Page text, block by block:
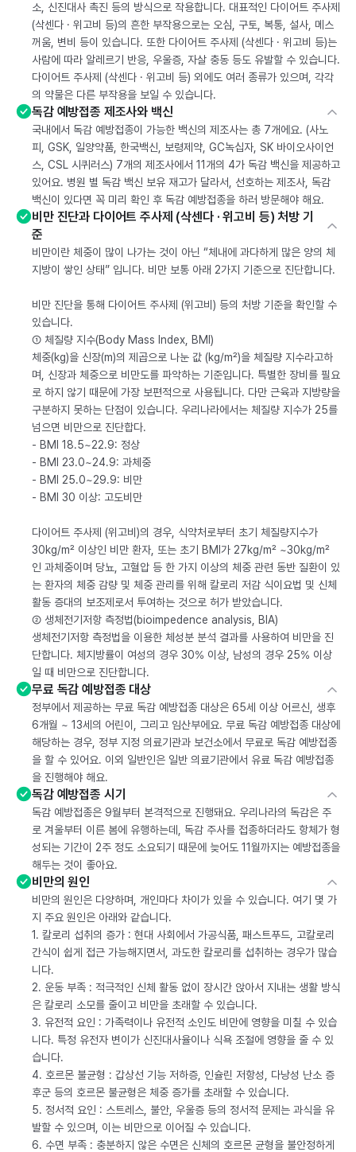
소, 신진대사 촉진 등의 방식으로 작용합니다. 대표적인 다이어트 주사제
(삭센다 · 위고비 등)의 흔한 부작용으로는 오심, 구토, 복통, 설사, 메스
꺼움, 변비 등이 있습니다. 또한 다이어트 주사제 (삭센다 · 위고비 등)는
사람에 따라 알레르기 반응, 우울증, 자살 충동 등도 유발할 수 있습니다.
다이어트 주사제 (삭센다 · 위고비 등) 외에도 여러 종류가 있으며, 각각
의 약물은 다른 부작용을 보일 수 있습니다.
독감 예방접종 제조사와 백신
국내에서 독감 예방접종이 가능한 백신의 제조사는 총 7개에요. (사노
피, GSK, 일양약품, 한국백신, 보령제약, GC녹십자, SK 바이오사이언
스, CSL 시퀴러스) 7개의 제조사에서 11개의 4가 독감 백신을 제공하고
있어요. 병원 별 독감 백신 보유 재고가 달라서, 선호하는 제조사, 독감
백신이 있다면 꼭 미리 확인 후 독감 예방접종을 하러 방문해야 해요.
비만 진단과 다이어트 주사제 (삭센다 · 위고비 등) 처방 기
준
비만이란 체중이 많이 나가는 것이 아닌 “체내에 과다하게 많은 양의 체
지방이 쌓인 상태” 입니다. 비만 보통 아래 2가지 기준으로 진단합니다.
비만 진단을 통해 다이어트 주사제 (위고비) 등의 처방 기준을 확인할 수
있습니다.
① 체질량 지수(Body Mass Index, BMI)
체중(kg)을 신장(m)의 제곱으로 나눈 값 (kg/m²)을 체질량 지수라고하
며, 신장과 체중으로 비만도를 파악하는 기준입니다. 특별한 장비를 필요
로 하지 않기 때문에 가장 보편적으로 사용됩니다. 다만 근육과 지방량을
구분하지 못하는 단점이 있습니다. 우리나라에서는 체질량 지수가 25를
넘으면 비만으로 진단합다.
- BMI 18.5~22.9: 정상
- BMI 23.0~24.9: 과체중
- BMI 25.0~29.9: 비만
- BMI 30 이상: 고도비만
다이어트 주사제 (위고비)의 경우, 식약처로부터 초기 체질량지수가
30kg/m² 이상인 비만 환자, 또는 초기 BMI가 27kg/m² ~30kg/m²
인 과체중이며 당뇨, 고혈압 등 한 가지 이상의 체중 관련 동반 질환이 있
는 환자의 체중 감량 및 체중 관리를 위해 칼로리 저감 식이요법 및 신체
활동 증대의 보조제로서 투여하는 것으로 허가 받았습니다.
② 생체전기저항 측정법(bioimpedence analysis, BIA)
생체전기저항 측정법을 이용한 체성분 분석 결과를 사용하여 비만을 진
단합니다. 체지방률이 여성의 경우 30% 이상, 남성의 경우 25% 이상
일 때 비만으로 진단합니다.
무료 독감 예방접종 대상
정부에서 제공하는 무료 독감 예방접종 대상은 65세 이상 어르신, 생후
6개월 ~ 13세의 어린이, 그리고 임산부에요. 무료 독감 예방접종 대상에
해당하는 경우, 정부 지정 의료기관과 보건소에서 무료로 독감 예방접종
을 할 수 있어요. 이외 일반인은 일반 의료기관에서 유료 독감 예방접종
을 진행해야 해요.
독감 예방접종 시기
독감 예방접종은 9월부터 본격적으로 진행돼요. 우리나라의 독감은 주
로 겨울부터 이른 봄에 유행하는데, 독감 주사를 접종하더라도 항체가 형
성되는 기간이 2주 정도 소요되기 때문에 늦어도 11월까지는 예방접종을
해두는 것이 좋아요.
비만의 원인
비만의 원인은 다양하며, 개인마다 차이가 있을 수 있습니다. 여기 몇 가
지 주요 원인은 아래와 같습니다.
1. 칼로리 섭취의 증가 : 현대 사회에서 가공식품, 패스트푸드, 고칼로리
간식이 쉽게 접근 가능해지면서, 과도한 칼로리를 섭취하는 경우가 많습
니다.
2. 운동 부족 : 적극적인 신체 활동 없이 장시간 앉아서 지내는 생활 방식
은 칼로리 소모를 줄이고 비만을 초래할 수 있습니다.
3. 유전적 요인 : 가족력이나 유전적 소인도 비만에 영향을 미칠 수 있습
니다. 특정 유전자 변이가 신진대사율이나 식욕 조절에 영향을 줄 수 있
습니다.
4. 호르몬 불균형 : 갑상선 기능 저하증, 인슐린 저항성, 다낭성 난소 증
후군 등의 호르몬 불균형은 체중 증가를 초래할 수 있습니다.
5. 정서적 요인 : 스트레스, 불안, 우울증 등의 정서적 문제는 과식을 유
발할 수 있으며, 이는 비만으로 이어질 수 있습니다.
6. 수면 부족 : 충분하지 않은 수면은 신체의 호르몬 균형을 불안정하게